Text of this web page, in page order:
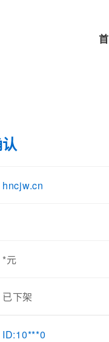
hncjw.cn
*元
已下架
ID:10***0